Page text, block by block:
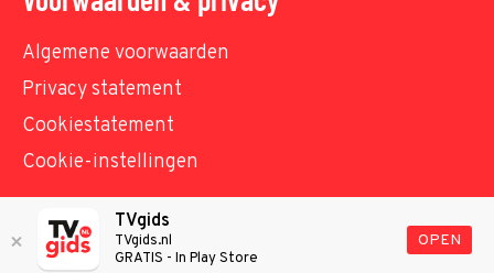
Algemene voorwaarden
Privacy statement
Cookiestatement
Cookie-instellingen
© TVgids.nl 2026 - All rights reserved. No text and
datamining.
TVgids
TVgids.nl
GRATIS - In Play Store
OPEN